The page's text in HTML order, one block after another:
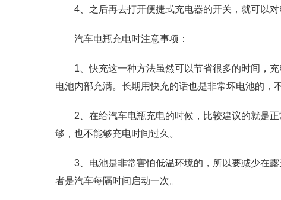
4、之后再去打开便捷式充电器的开关，就可以
汽车电瓶充电时注意事项：
1、快充这一种方法虽然可以节省很多的时间，
电池内部充满。长期用快充的话也是非常坏电池的，
2、在给汽车电瓶充电的时候，比较建议的就是
够，也不能够充电时间过久。
3、电池是非常害怕低温环境的，所以要减少在
者是汽车每隔时间启动一次。